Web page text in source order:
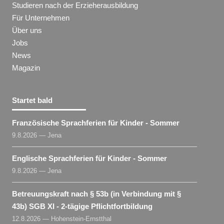
Studieren nach der Erzieherausbildung
Für Unternehmen
Über uns
Jobs
News
Magazin
Startet bald
Französische Sprachferien für Kinder - Sommer
9.8.2026 — Jena
Englische Sprachferien für Kinder - Sommer
9.8.2026 — Jena
Betreuungskraft nach § 53b (in Verbindung mit §
43b) SGB XI - 2-tägige Pflichtfortbildung
12.8.2026 — Hohenstein-Ernstthal